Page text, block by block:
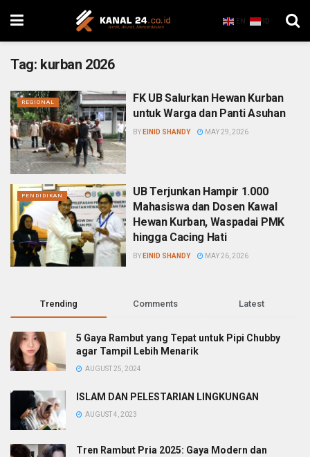
EN ID
Tag: kurban 2026
REGIONAL
FK UB Salurkan Hewan Kurban
untuk Warga dan Panti Asuhan
BY EINID SHANDY MAY 29, 2026
PENDIDIKAN
UB Terjunkan Hampir 1.000
Mahasiswa dan Dosen Kawal
Hewan Kurban, Waspadai PMK
hingga Cacing Hati
BY EINID SHANDY MAY 26, 2026
Trending Comments Latest
5 Gaya Rambut yang Tepat untuk Pipi Chubby
agar Tampil Lebih Menarik
AUGUST 25, 2024
ISLAM DAN PELESTARIAN LINGKUNGAN
AUGUST 4, 2023
Tren Rambut Pria 2025: Gaya Modern dan